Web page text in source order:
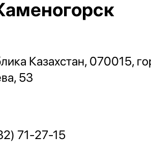
Казахстан, 070015,
53
71-27-15